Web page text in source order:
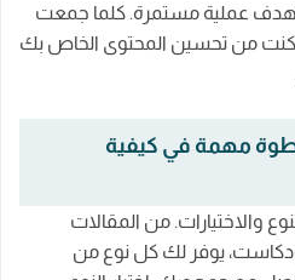
عملية مستمرة. كلما جمعت
من تحسين المحتوى الخاص بك
خطوة مهمة في كيفية
والاختيارات. من المقالات
يوفر لك كل نوع من